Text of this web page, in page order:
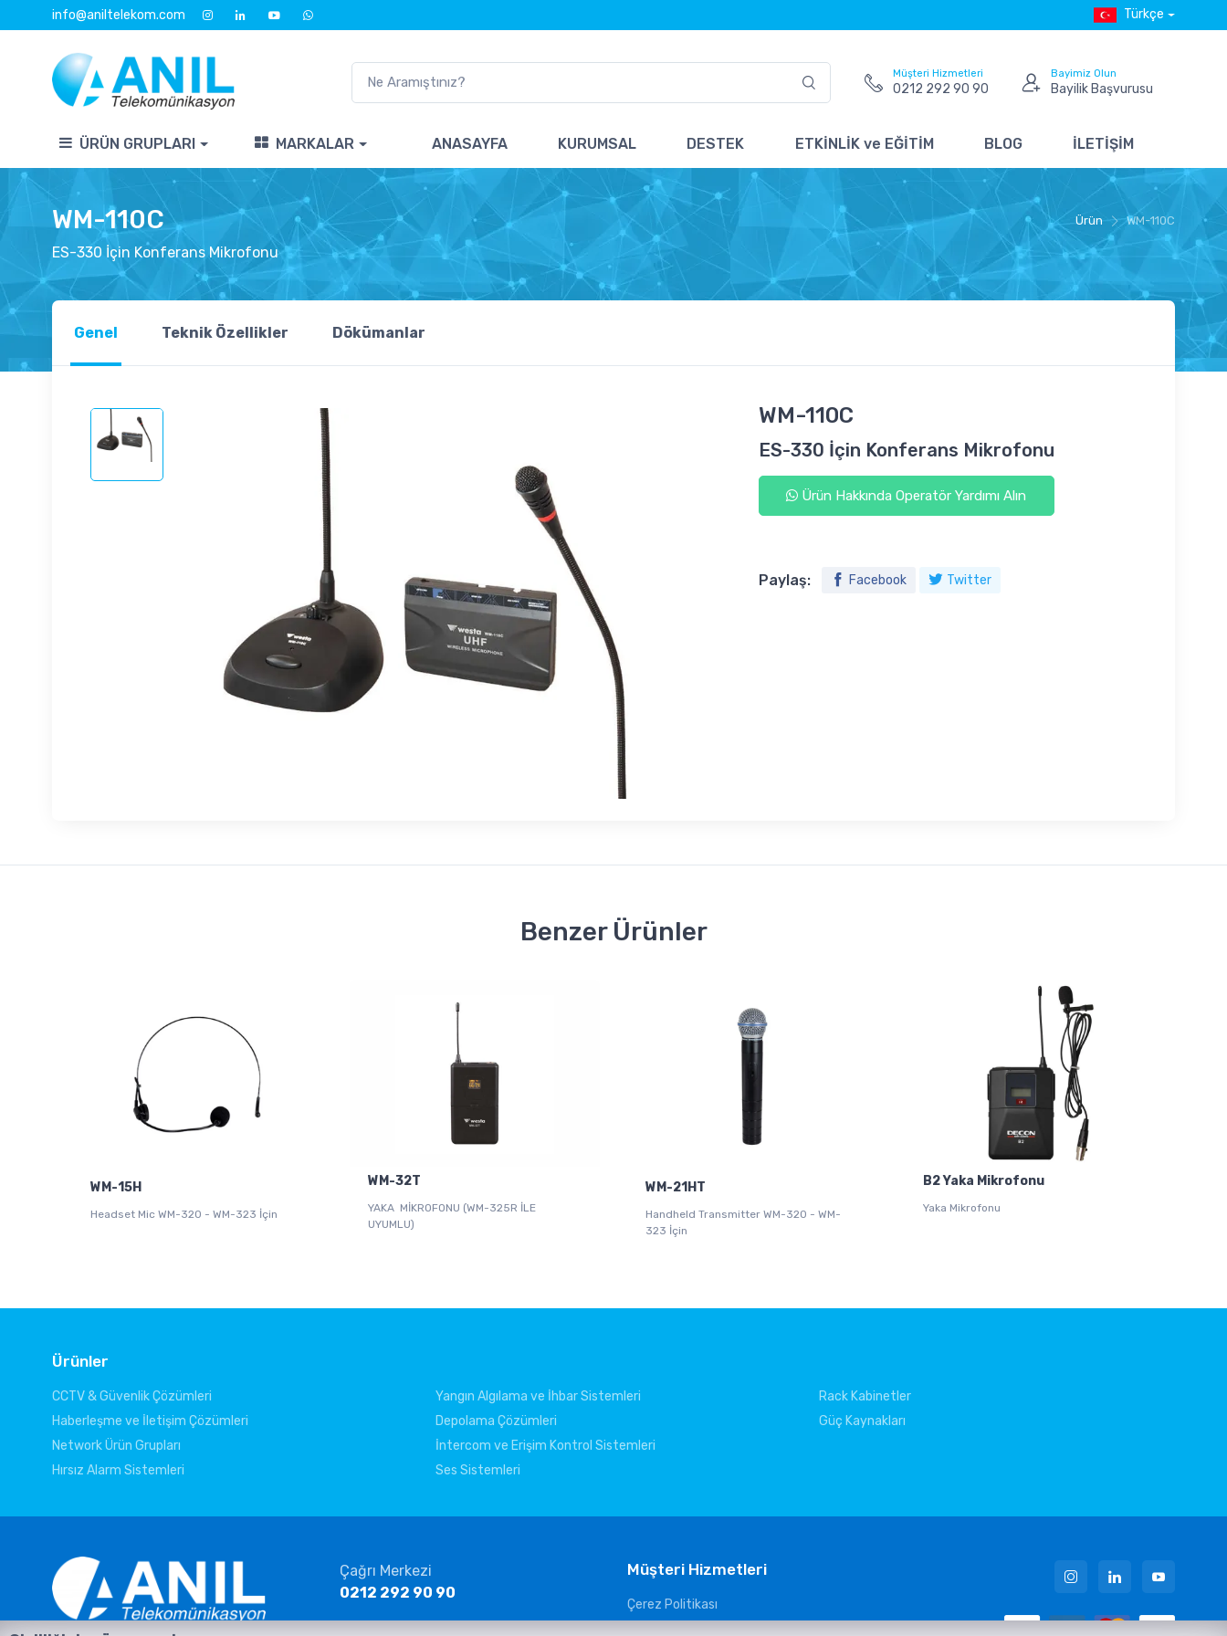
info@aniltelekom.com Türkçe
Müşteri Hizmetleri
0212 292 90 90
Bayimiz Olun
Bayilik Başvurusu
ÜRÜN GRUPLARI MARKALAR ANASAYFA KURUMSAL DESTEK ETKİNLİK ve EĞİTİM BLOG İLETİŞİM
Ürün WM-110C
WM-110C
ES-330 İçin Konferans Mikrofonu
Genel Teknik Özellikler Dökümanlar
WM-110C
ES-330 İçin Konferans Mikrofonu
Ürün Hakkında Operatör Yardımı Alın
Paylaş: Facebook Twitter
Benzer Ürünler
WM-15H
Headset Mic WM-320 - WM-323 İçin
WM-32T
YAKA MİKROFONU (WM-325R İLE
UYUMLU)
WM-21HT
Handheld Transmitter WM-320 - WM-
323 İçin
B2 Yaka Mikrofonu
Yaka Mikrofonu
Ürünler
CCTV & Güvenlik Çözümleri
Haberleşme ve İletişim Çözümleri
Network Ürün Grupları
Hırsız Alarm Sistemleri
Yangın Algılama ve İhbar Sistemleri
Depolama Çözümleri
İntercom ve Erişim Kontrol Sistemleri
Ses Sistemleri
Rack Kabinetler
Güç Kaynakları
Çağrı Merkezi
0212 292 90 90
Müşteri Hizmetleri
Çerez Politikası